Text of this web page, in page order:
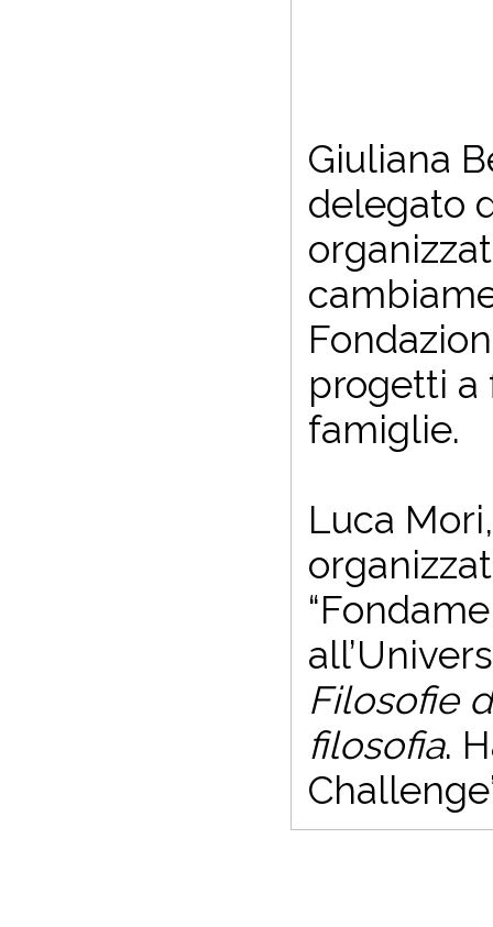
Giuliana
delegato
progetti a
famiglie.
Luca
Filosofie
filosofia.